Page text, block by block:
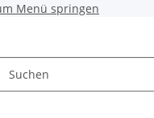
Menü springen